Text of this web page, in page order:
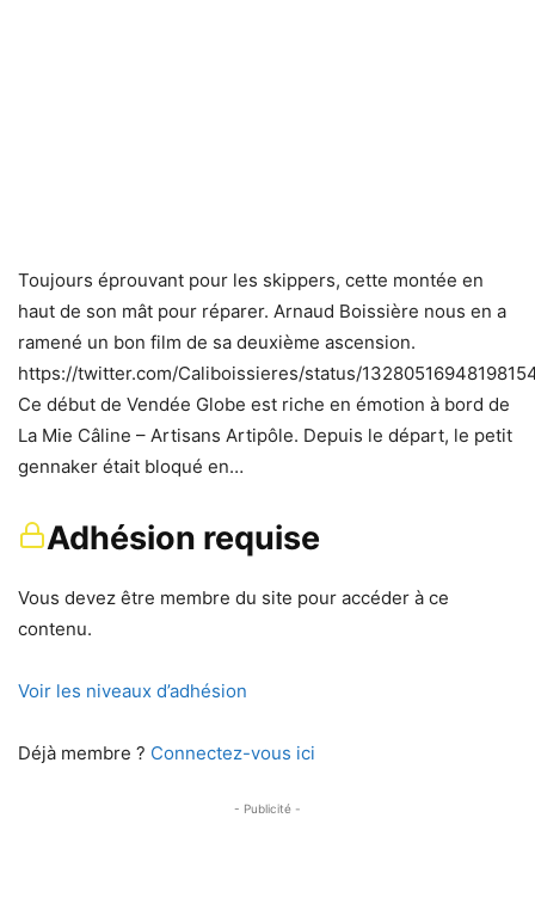
Toujours éprouvant pour les skippers, cette montée en
haut de son mât pour réparer. Arnaud Boissière nous en a
ramené un bon film de sa deuxième ascension.
https://twitter.com/Caliboissieres/status/
Ce début de Vendée Globe est riche en émotion à bord de
La Mie Câline – Artisans Artipôle. Depuis le départ, le petit
gennaker était bloqué en…
Adhésion requise
Vous devez être membre du site pour accéder à ce
contenu.
Voir les niveaux d’adhésion
Déjà membre ? Connectez-vous ici
- Publicité -